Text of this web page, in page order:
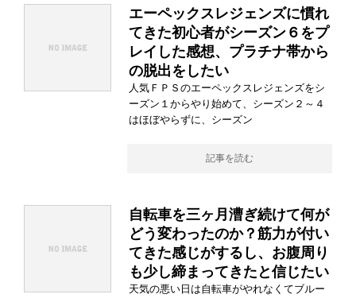
エーペックスレジェンズに慣れ
てきた初心者がシーズン６をプ
レイした感想、プラチナ帯から
の脱出をしたい
人気ＦＰＳのエーペックスレジェンズをシ
ーズン１からやり始めて、シーズン２～４
はほぼやらずに、シーズン
記事を読む
自転車を三ヶ月漕ぎ続けて何が
どう変わったのか？筋力が付い
てきた感じがするし、お腹周り
も少し締まってきたと信じたい
天気の悪い日は自転車がやれなくてブルー